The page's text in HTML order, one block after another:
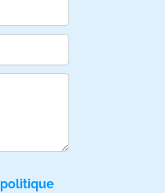
politique